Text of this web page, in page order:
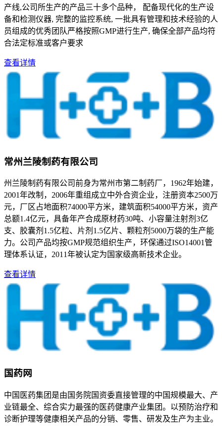
产线,公司所生产的产品三十多个品种， 配备现代化的生产设
备和检测仪器, 完整的监控系统, 一批具有管理和技术经验的人
员组成的优秀团队严格按照GMP进行生产, 确保全部产品均符
合法定标准或客户要求
查看详情
常州兰陵制药有限公司
州兰陵制药有限公司前身为常州市第二制药厂，1962年始建，
2001年改制，2006年重组成立中外合资企业，注册资本2500万
元，厂区占地面积74000平方米，建筑面积54000平方米，资产
总额1.4亿元，具备年产合成原材药30吨、小容量注射剂3亿
支、胶囊剂1.5亿粒、片剂1.5亿片、颗粒剂5000万袋的生产能
力。公司产品均按GMP规范组织生产，环保通过ISO14001管
理体系认证，2011年被认定为国家级高新技术企业。
查看详情
国药网
中国医药集团是由国务院国资委直接管理的中国规模最大、产
业链最全、综合实力最强的医药健康产业集团。以预防治疗和
诊断护理等健康相关产品的分销、零售、研发及生产为主业。